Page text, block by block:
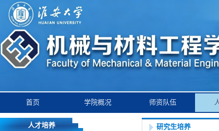
首页 学院概况 师资队伍
人才培养 研究生培养